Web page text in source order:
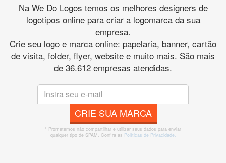
Na We Do Logos temos os melhores designers de
logotipos online para criar a logomarca da sua
empresa.
Crie seu logo e marca online: papelaria, banner, cartão
de visita, folder, flyer, website e muito mais. São mais
de 36.612 empresas atendidas.
CRIE SUA MARCA
* Prometemos não compartilhar e utilizar seus dados para enviar
qualquer tipo de SPAM. Confira as Políticas de Privacidade.